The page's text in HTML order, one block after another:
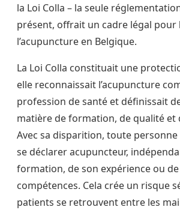
la Loi Colla – la seule
présent, offrait un cadre légal pour
l’acupuncture en Belgique.
La Loi Colla constituait une
elle reconnaissait l’acupuncture
profession de santé et définissait
matière de formation, de qualité et
Avec sa disparition, toute
se déclarer acupuncteur,
formation, de son expérience ou de
compétences. Cela crée un risque
patients se retrouvent entre les